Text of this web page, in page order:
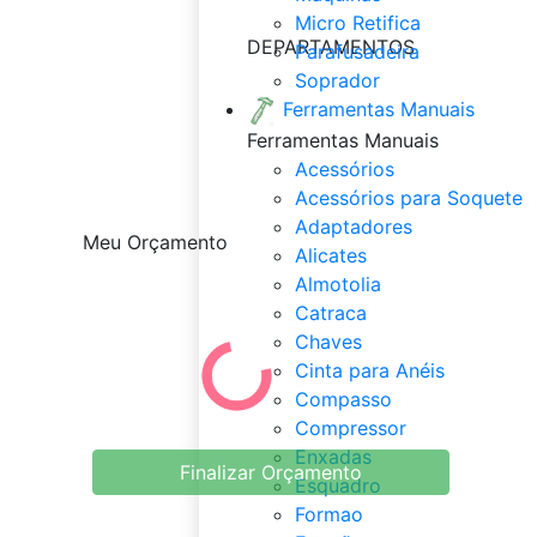
DEPARTAMENTOS
Micro Retifica
Parafusadeira
Soprador
Ferramentas Manuais
Ferramentas Manuais
Acessórios
Acessórios para Soquete
Adaptadores
Alicates
Almotolia
Catraca
Chaves
Cinta para Anéis
Compasso
Compressor
Enxadas
Esquadro
Formao
Meu Orçamento
Finalizar Orçamento